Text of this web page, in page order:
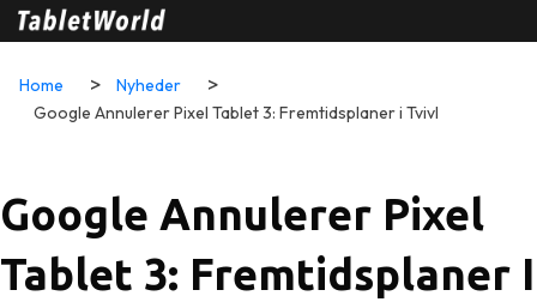
Home
Nyheder
Google Annulerer Pixel Tablet 3: Fremtidsplaner i Tvivl
Google Annulerer Pixel
Tablet 3: Fremtidsplaner I